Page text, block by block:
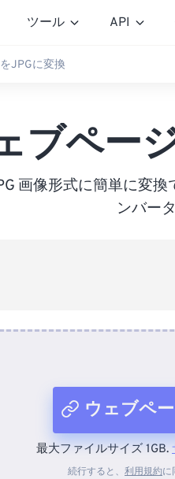
ツール API
JPGに変換
ブペー
画像形式に簡単に変
ンバー
ウェブペ
デバイス
最大ファイルサイズ 1GB.
続行すると、 利用規約に